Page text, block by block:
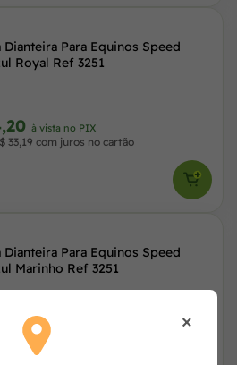
Dianteira Para Equinos Speed
Royal Ref 3251
à vista no PIX
33,19 com juros no cartão
Dianteira Para Equinos Speed
Marinho Ref 3251
à vista no PIX
33,19 com juros no cartão
×